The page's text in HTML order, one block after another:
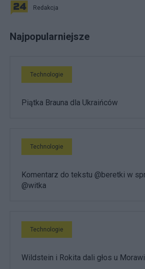
Redakcja
Najpopularniejsze
Technologie
Piątka Brauna dla Ukraińców
Technologie
Komentarz do tekstu @beretki w
@witka
Technologie
Wildstein i Rokita dali głos u